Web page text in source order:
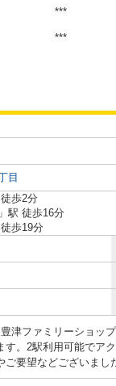
***
***
目
徒歩2分
」駅 徒歩16分
徒歩19分
津ファミリーショッ
す。2駅利用可能でア
要望などございまし